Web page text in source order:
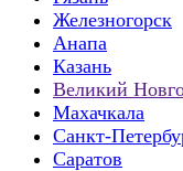
Железногорск
Анапа
Казань
Великий
Махачкала
Санкт-
Саратов